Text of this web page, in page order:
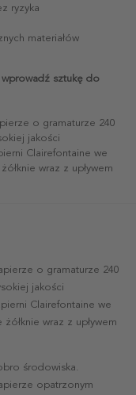
ryzyka
materiałów
wprowadź sztukę do
o gramaturze 240
jakości
Clairefontaine we
wraz z upływem
o gramaturze 240
jakości
Clairefontaine we
wraz z upływem
środowiska.
opatrzonym